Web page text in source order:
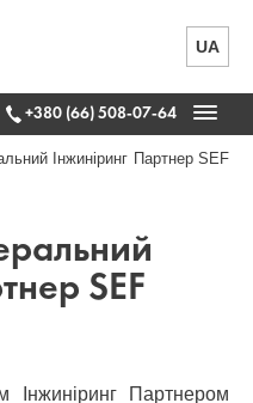
UA
+380 (66) 508-07-64
Інжиніринг Партнер SEF
SEF
Інжиніринг Партнером